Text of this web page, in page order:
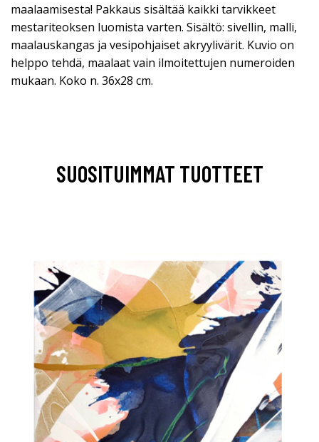
maalaamisesta! Pakkaus sisältää kaikki tarvikkeet
mestariteoksen luomista varten. Sisältö: sivellin, malli,
maalauskangas ja vesipohjaiset akryylivärit. Kuvio on
helppo tehdä, maalaat vain ilmoitettujen numeroiden
mukaan. Koko n. 36x28 cm.
SUOSITUIMMAT TUOTTEET